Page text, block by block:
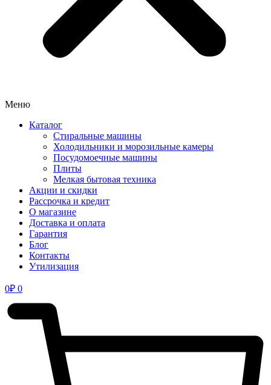
Меню
Каталог
Стиральные машины
Холодильники и морозильные камеры
Посудомоечные машины
Плиты
Мелкая бытовая техника
Акции и скидки
Рассрочка и кредит
О магазине
Доставка и оплата
Гарантия
Блог
Контакты
Утилизация
0₽ 0